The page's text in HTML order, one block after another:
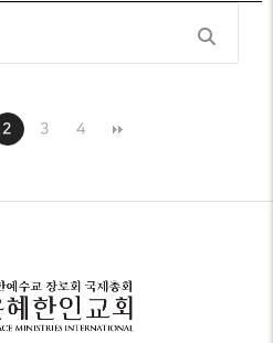
2 3 4